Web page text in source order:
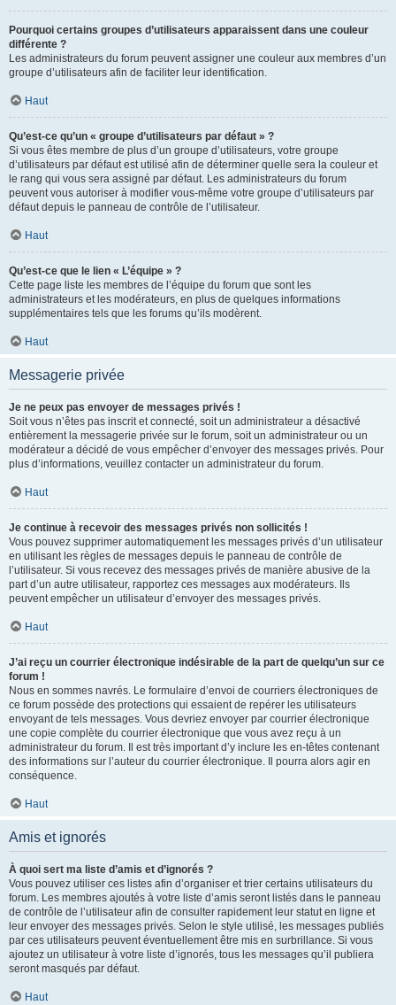
Pourquoi certains groupes d’utilisateurs apparaissent dans une couleur
différente ?
Les administrateurs du forum peuvent assigner une couleur aux membres d’un
groupe d’utilisateurs afin de faciliter leur identification.
Haut
Qu’est-ce qu’un « groupe d’utilisateurs par défaut » ?
Si vous êtes membre de plus d’un groupe d’utilisateurs, votre groupe
d’utilisateurs par défaut est utilisé afin de déterminer quelle sera la couleur et
le rang qui vous sera assigné par défaut. Les administrateurs du forum
peuvent vous autoriser à modifier vous-même votre groupe d’utilisateurs par
défaut depuis le panneau de contrôle de l’utilisateur.
Haut
Qu’est-ce que le lien « L’équipe » ?
Cette page liste les membres de l’équipe du forum que sont les
administrateurs et les modérateurs, en plus de quelques informations
supplémentaires tels que les forums qu’ils modèrent.
Haut
Messagerie privée
Je ne peux pas envoyer de messages privés !
Soit vous n’êtes pas inscrit et connecté, soit un administrateur a désactivé
entièrement la messagerie privée sur le forum, soit un administrateur ou un
modérateur a décidé de vous empêcher d’envoyer des messages privés. Pour
plus d’informations, veuillez contacter un administrateur du forum.
Haut
Je continue à recevoir des messages privés non sollicités !
Vous pouvez supprimer automatiquement les messages privés d’un utilisateur
en utilisant les règles de messages depuis le panneau de contrôle de
l’utilisateur. Si vous recevez des messages privés de manière abusive de la
part d’un autre utilisateur, rapportez ces messages aux modérateurs. Ils
peuvent empêcher un utilisateur d’envoyer des messages privés.
Haut
J’ai reçu un courrier électronique indésirable de la part de quelqu’un sur ce
forum !
Nous en sommes navrés. Le formulaire d’envoi de courriers électroniques de
ce forum possède des protections qui essaient de repérer les utilisateurs
envoyant de tels messages. Vous devriez envoyer par courrier électronique
une copie complète du courrier électronique que vous avez reçu à un
administrateur du forum. Il est très important d’y inclure les en-têtes contenant
des informations sur l’auteur du courrier électronique. Il pourra alors agir en
conséquence.
Haut
Amis et ignorés
À quoi sert ma liste d’amis et d’ignorés ?
Vous pouvez utiliser ces listes afin d’organiser et trier certains utilisateurs du
forum. Les membres ajoutés à votre liste d’amis seront listés dans le panneau
de contrôle de l’utilisateur afin de consulter rapidement leur statut en ligne et
leur envoyer des messages privés. Selon le style utilisé, les messages publiés
par ces utilisateurs peuvent éventuellement être mis en surbrillance. Si vous
ajoutez un utilisateur à votre liste d’ignorés, tous les messages qu’il publiera
seront masqués par défaut.
Haut